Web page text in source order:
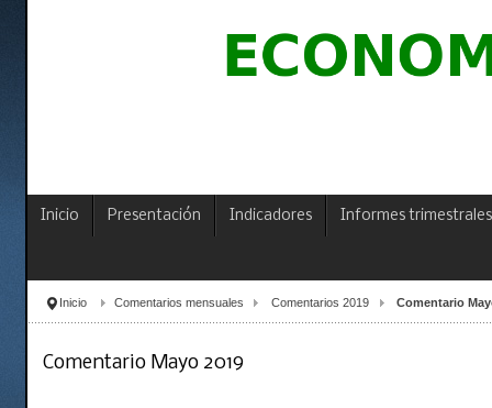
Inicio Presentación Indicadores Informes trimestrales
Inicio Comentarios mensuales Comentarios 2019 Comentario
Comentario Mayo 2019